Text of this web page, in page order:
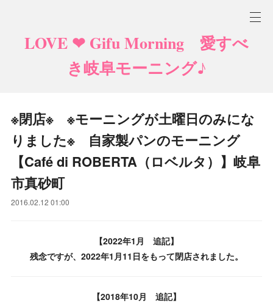
LOVE ❤ Gifu Morning 愛すべ
き岐阜モーニング♪
※閉店※ ※モーニングが土曜日のみにな
りました※ 自家製パンのモーニング
【Café di ROBERTA（ロベルタ）】岐阜
市真砂町
2016.02.12 01:00
【2022年1月 追記】
残念ですが、2022年1月11日をもって閉店されました。
【2018年10月 追記】